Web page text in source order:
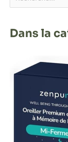
Dans la